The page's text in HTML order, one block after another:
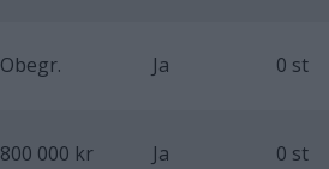
Obegr. Ja 0 st
800 000 kr Ja 0 st